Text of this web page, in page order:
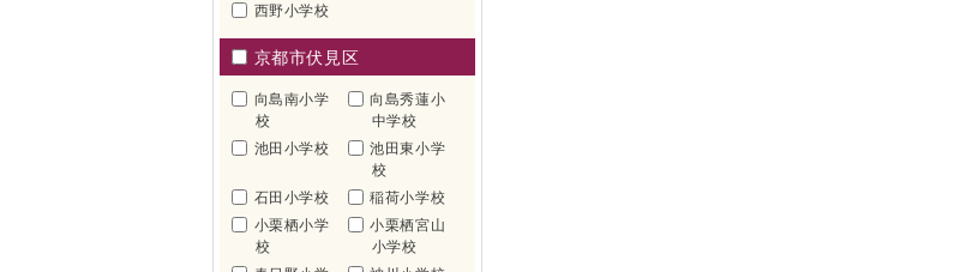
西野小学校
京都市伏見区
向島南小学
校
向島秀蓮小
中学校
池田小学校
池田東小学
校
石田小学校
稲荷小学校
小栗栖小学
校
小栗栖宮山
小学校